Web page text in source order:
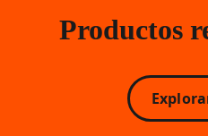
Productos